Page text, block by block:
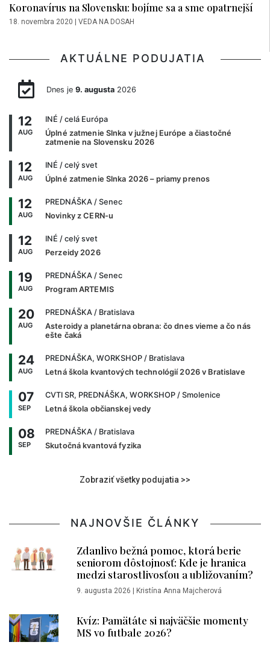
Koronavírus na Slovensku: bojíme sa a sme opatrnejší
18. novembra 2020 VEDA NA DOSAH
AKTUÁLNE PODUJATIA
Dnes je 9. augusta2026
12
AUG
INÉ / celá Európa
Úplné zatmenie Slnka v južnej Európe a čiastočné
zatmenie na Slovensku 2026
12
AUG
INÉ / celý svet
Úplné zatmenie Slnka 2026 – priamy prenos
12
AUG
PREDNÁŠKA / Senec
Novinky z CERN-u
12
AUG
INÉ / celý svet
Perzeidy 2026
19
AUG
PREDNÁŠKA / Senec
Program ARTEMIS
20
AUG
PREDNÁŠKA / Bratislava
Asteroidy a planetárna obrana: čo dnes vieme a čo nás
ešte čaká
24
AUG
PREDNÁŠKA, WORKSHOP / Bratislava
Letná škola kvantových technológií 2026 v Bratislave
07
SEP
CVTI SR, PREDNÁŠKA, WORKSHOP / Smolenice
Letná škola občianskej vedy
08
SEP
PREDNÁŠKA / Bratislava
Skutočná kvantová fyzika
Zobraziť všetky podujatia >>
NAJNOVŠIE ČLÁNKY
Zdanlivo bežná pomoc, ktorá berie
seniorom dôstojnosť: Kde je hranica
medzi starostlivosťou a ubližovaním?
9. augusta 2026 Kristína Anna Majcherová
Kvíz: Pamätáte si najväčšie momenty
MS vo futbale 2026?